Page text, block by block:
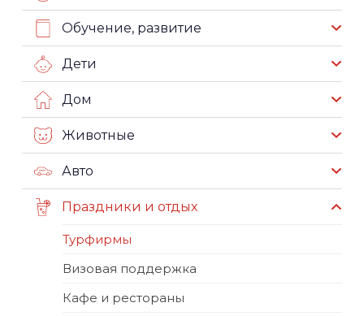
Обучение, развитие
Дети
Дом
Животные
Авто
Праздники и отдых
Турфирмы
Визовая поддержка
Кафе и рестораны